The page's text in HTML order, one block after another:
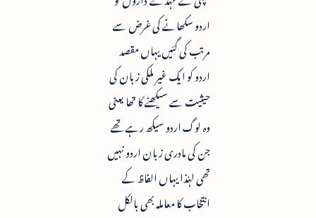
اردو سکھانے کی غرض سے
مرتب کی گئیں یہاں مقصد
اردو کو ایک غیر ملکی زبان کی
حیثیت سے سیکھنے کا تھا یعنی
وہ لوگ اردو سیکھ رہے تھے
جن کی مادری زبان اردو نہیں
تھی لہٰذا یہاں الفاظ کے
انتخاب کا معاملہ بھی بالکل